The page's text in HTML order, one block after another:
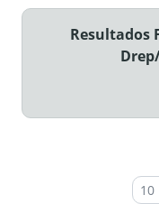
Resultados